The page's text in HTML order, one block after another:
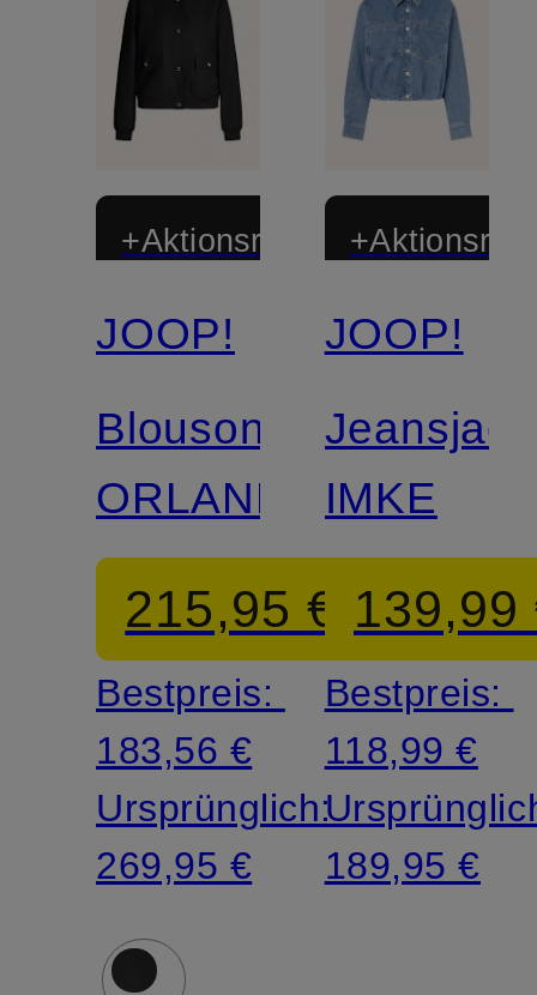
+Aktionsrabatt
JOOP!
Blouson
ORLANDA
215,95 €
Bestpreis:
183,56 €
Ursprünglich:
269,95 €
JOOP!
IMKE
139,99
Bestpreis:
118,99 €
189,95 €